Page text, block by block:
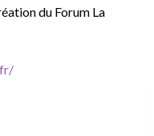
du Forum La